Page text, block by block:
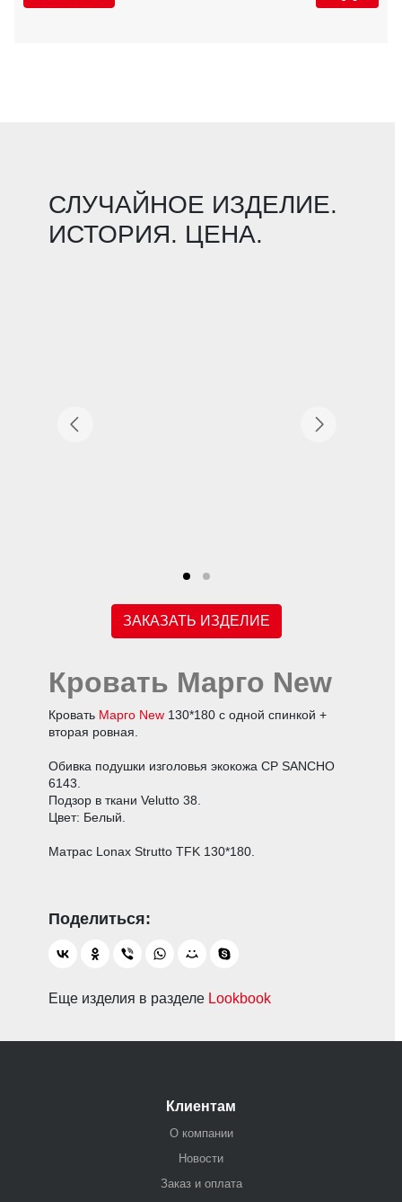
СЛУЧАЙНОЕ ИЗДЕЛИЕ.
ИСТОРИЯ. ЦЕНА.
ЗАКАЗАТЬ ИЗДЕЛИЕ
Кровать Марго New
Кровать Марго New130*180 с одной спинкой +
вторая ровная.
Обивка подушки изголовья экокожа CP SANCHO
6143.
Подзор в ткани Velutto 38.
Цвет: Белый.
Матрас Lonax Strutto TFK 130*180.
Еще изделия в разделе Lookbook
Клиентам
О компании
Новости
Заказ и оплата